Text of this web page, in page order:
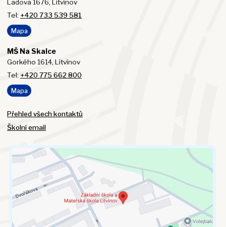
Ladova 1676, Litvínov
Tel: +420 733 539 581
Mapa
MŠ Na Skalce
Gorkého 1614, Litvínov
Tel: +420 775 662 800
Mapa
Přehled všech kontaktů
Školní email